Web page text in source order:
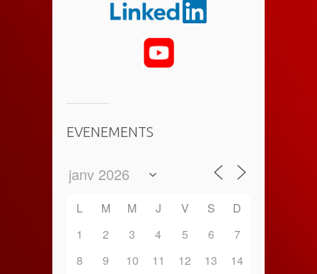
EVENEMENTS
L M M J V S
D
1
2 3 4 5 6
7
8
9 10 11 12 13
14